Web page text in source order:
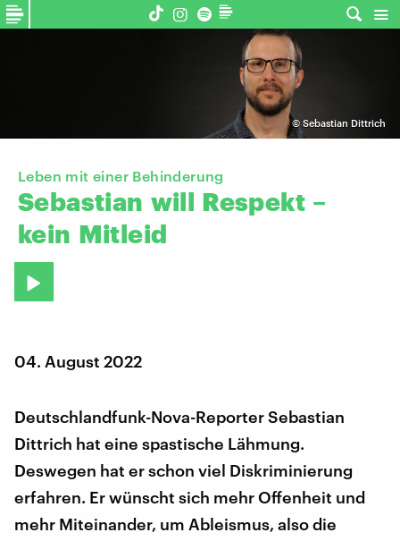
© Sebastian Dittrich
Leben mit einer Behinderung
Sebastian will Respekt –
kein Mitleid
04. August 2022
Deutschlandfunk-Nova-Reporter Sebastian
Dittrich hat eine spastische Lähmung.
Deswegen hat er schon viel Diskriminierung
erfahren. Er wünscht sich mehr Offenheit und
mehr Miteinander, um Ableismus, also die